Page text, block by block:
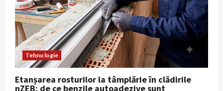
Tehnologie
Etanșarea rosturilor la tâmplărie în clădirile
nZEB: de ce benzile autoadezive sunt